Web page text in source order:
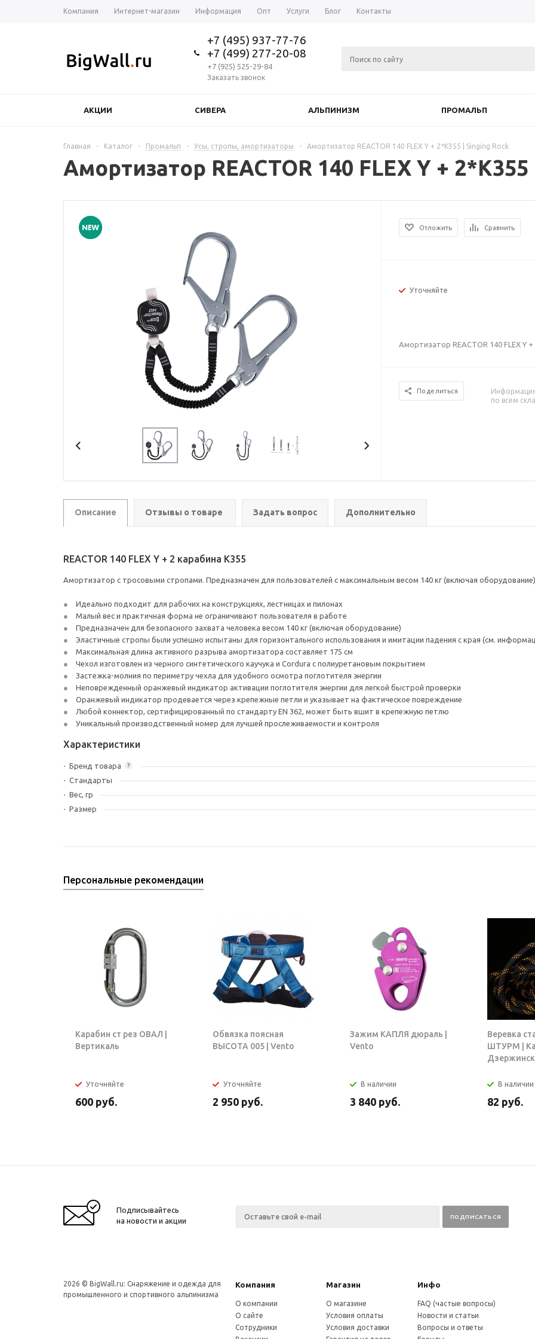
Компания Интернет-магазин Информация Опт Услуги Блог Контакты
+7 (495) 937-77-76
+7 (499) 277-20-08
+7 (925) 525-29-84
Заказать звонок
АКЦИИ СИВЕРА АЛЬПИНИЗМ ПРОМАЛЬП
Главная - Каталог - Промальп - Усы, стропы, амортизаторы - Амортизатор REACTOR 140 FLEX Y + 2*K355 | Singing Rock
Амортизатор REACTOR 140 FLEX Y +
Отложить Сравнить
Уточняйте
Амортизатор REACTOR 140 FLEX Y
Поделиться
по всем
Описание Отзывы о товаре Задать вопрос Дополнительно
REACTOR 140 FLEX Y + 2 карабина K355
Амортизатор с тросовыми стропами. Предназначен для пользователей с максимальным весом 140 кг (включая
Идеально подходит для рабочих на конструкциях, лестницах и пилонах
Малый вес и практичная форма не ограничивают пользователя в работе
Предназначен для безопасного захвата человека весом 140 кг (включая оборудование)
Эластичные стропы были успешно испытаны для горизонтального использования и имитации падения с края (см.
Максимальная длина активного разрыва амортизатора составляет 175 см
Чехол изготовлен из черного синтетического каучука и Cordura с полиуретановым покрытием
Застежка-молния по периметру чехла для удобного осмотра поглотителя энергии
Неповрежденный оранжевый индикатор активации поглотителя энергии для легкой быстрой проверки
Оранжевый индикатор продевается через крепежные петли и указывает на фактическое повреждение
Любой коннектор, сертифицированный по стандарту EN 362, может быть вшит в крепежную петлю
Уникальный производственный номер для лучшей прослеживаемости и контроля
Характеристики
?
Бренд товара
Стандарты
Вес, гр
Размер
Персональные рекомендации
Карабин ст рез ОВАЛ |
Вертикаль
Уточняйте
600 руб.
Обвязка поясная
ВЫСОТА 005 | Vento
Уточняйте
2 950 руб.
Зажим КАПЛЯ дюраль |
Vento
В наличии
3 840 руб.
Веревка
ШТУРМ |
Дзержинск
В наличии
82 руб.
Подписывайтесь
на новости и акции
2026 © BigWall.ru: Снаряжение и одежда для
промышленного и спортивного альпинизма
Компания Магазин Инфо
О компании
О сайте
Сотрудники
О магазине
Условия оплаты
Условия доставки
FAQ (частые вопросы)
Новости и статьи
Вопросы и ответы